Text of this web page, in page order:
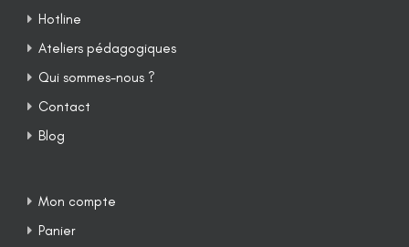
Hotline
Ateliers pédagogiques
Qui sommes-nous ?
Contact
Blog
Mon compte
Panier